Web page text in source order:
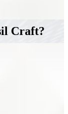
Craft?